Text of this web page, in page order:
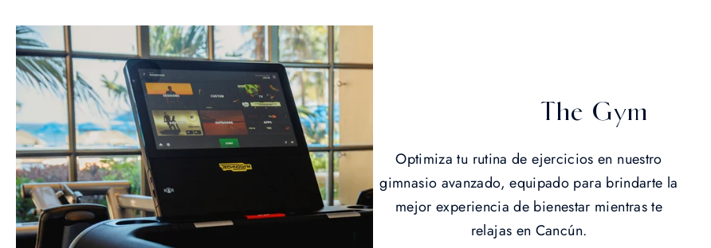
The Gym
Optimiza tu rutina de ejercicios en nuestro
gimnasio avanzado, equipado para brindarte la
mejor experiencia de bienestar mientras te
relajas en Cancún.